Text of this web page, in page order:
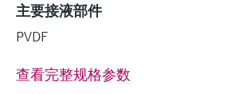
主要接液部件
PVDF
查看完整规格参数